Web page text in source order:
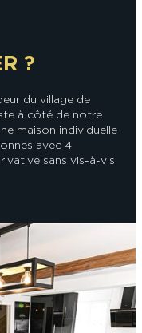
?
du village de
à côté de notre
maison individuelle
avec 4
sans vis-à-vis.